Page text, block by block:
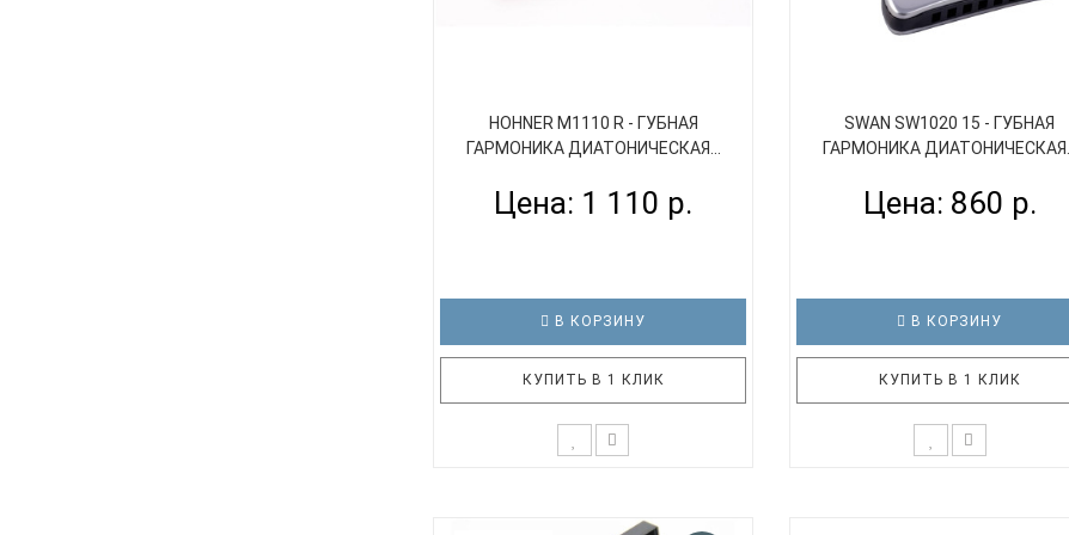
HOHNER M1110 R - ГУБНАЯ
ГАРМОНИКА ДИАТОНИЧЕСКАЯ...
Цена: 1 110 р.
В КОРЗИНУ
КУПИТЬ В 1 КЛИК
Hohner участвует в программах
SWAN SW1020 15 - ГУБНАЯ
ГАРМОНИКА ДИАТОНИЧЕСКАЯ...
Цена: 860 р.
В КОРЗИНУ
КУПИТЬ В 1 КЛИК